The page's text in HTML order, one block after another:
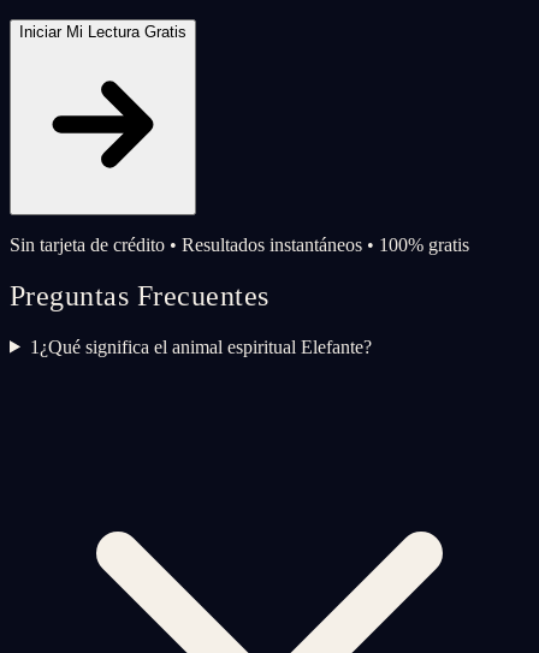
Iniciar Mi Lectura Gratis
Sin tarjeta de crédito • Resultados instantáneos • 100% gratis
Preguntas Frecuentes
1 ¿Qué significa el animal espiritual Elefante?